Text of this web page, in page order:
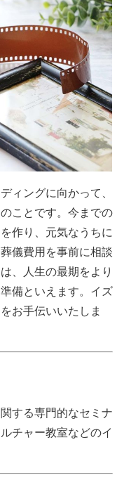
ィングに向かって、
ことです。今までの
作り、元気なうちに
儀費用を事前に相談
、人生の最期をより
備といえます。イズ
お手伝いいたしま
する専門的なセミナ
チャー教室などのイ